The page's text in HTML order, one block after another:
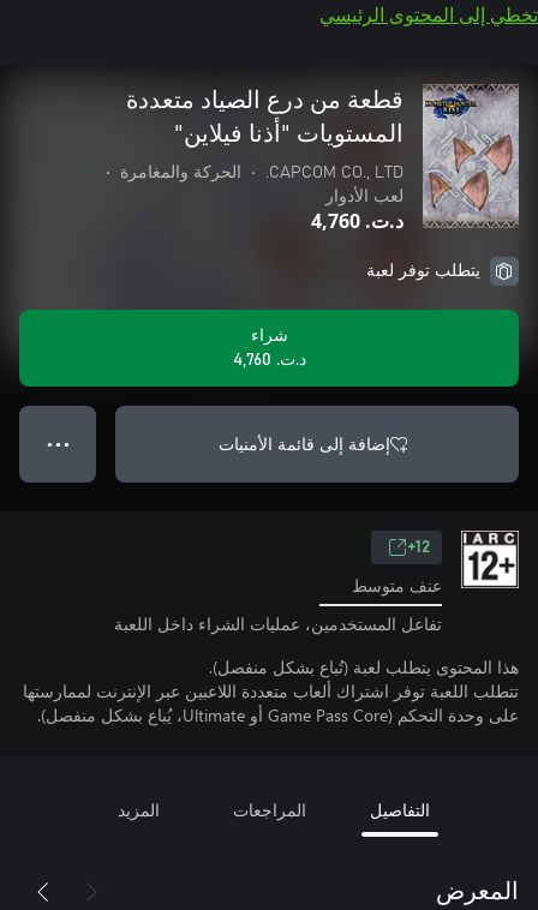
تخطي إلى المحتوى الرئيسي
قطعة من درع الصياد متعددة
المستويات "أذنا فيلاين"
CAPCOM CO., LTD.
• الحركة والمغامرة
•
لعب الأدوار
د.ت.‏ 4,760
يتطلب توفر لعبة
شراء
د.ت.‏ 4,760
إضافة إلى قائمة الأمنيات ● ● ●
12+
عنف متوسط
تفاعل المستخدمين، عمليات الشراء داخل اللعبة
هذا المحتوى يتطلب لعبة (تُباع بشكل منفصل).
تتطلب اللعبة توفر اشتراك ألعاب متعددة اللاعبين عبر الإنترنت لممارستها
على وحدة التحكم (Game Pass Core أو Ultimate، يُباع بشكل منفصل).
التفاصيل المراجعات المزيد
المعرض